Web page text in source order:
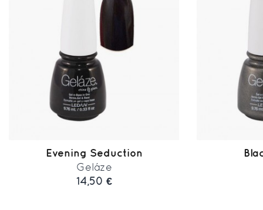
Evening Seduction
Geláze
14,50 €